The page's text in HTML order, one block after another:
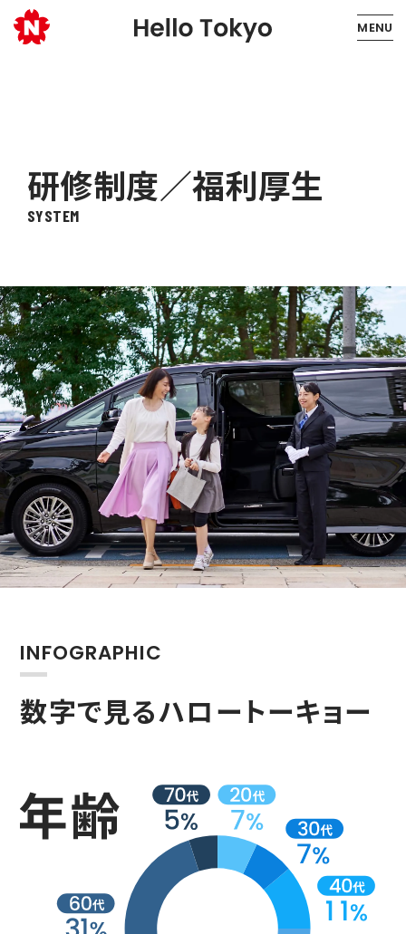
MENU
研修制度／福利厚生
SYSTEM
INFOGRAPHIC
数字で見るハロートーキョー